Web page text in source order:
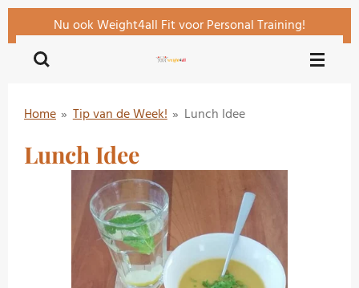
direct
naar
hoofdinhoud
Nu ook Weight4all Fit voor Personal Training!
Home » Tip van de Week! » Lunch Idee
Lunch Idee